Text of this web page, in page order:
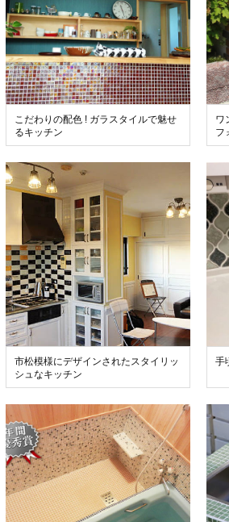
こだわりの配色 ! ガラスタイルで魅せ
るキッチン
ワ
フ
市松模様にデザインされたスタイリッ
シュなキッチン
手